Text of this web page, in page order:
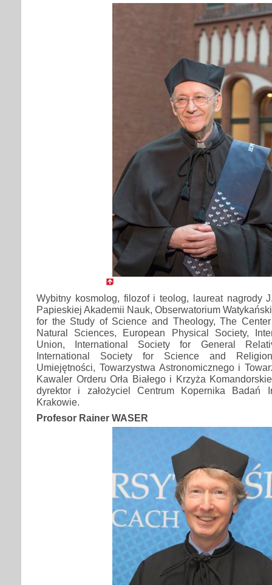
Wybitny kosmolog, filozof i teolog, laureat nagrody
Papieskiej Akademii Nauk, Obserwatorium
for the Study of Science and Theology, The
Natural Sciences, European Physical Society,
Union, International Society for General
International Society for Science and
Umiejętności, Towarzystwa Astronomicznego i
Kawaler Orderu Orła Białego i Krzyża
dyrektor i założyciel Centrum Kopernika Badań
Krakowie.
Profesor Rainer WASER